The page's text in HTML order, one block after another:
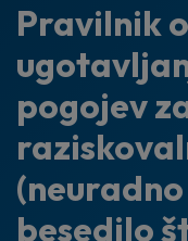
Pravilnik
pogojev
besedilo